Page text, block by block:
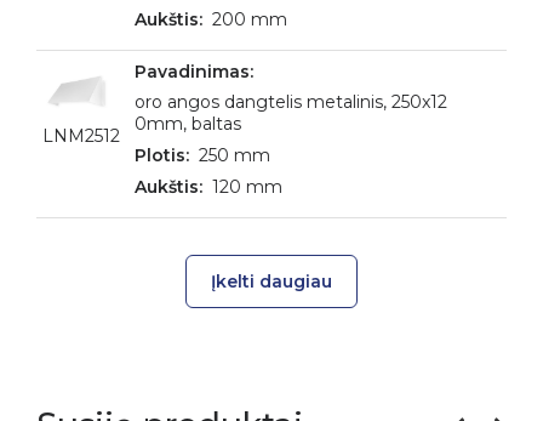
200 mm
LNM2512
oro angos dangtelis metalinis, 250x12
0mm, baltas
250 mm
120 mm
Įkelti daugiau